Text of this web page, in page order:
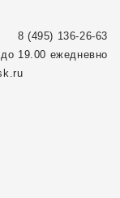
8 (495) 136-26-63
19.00 ежедневно